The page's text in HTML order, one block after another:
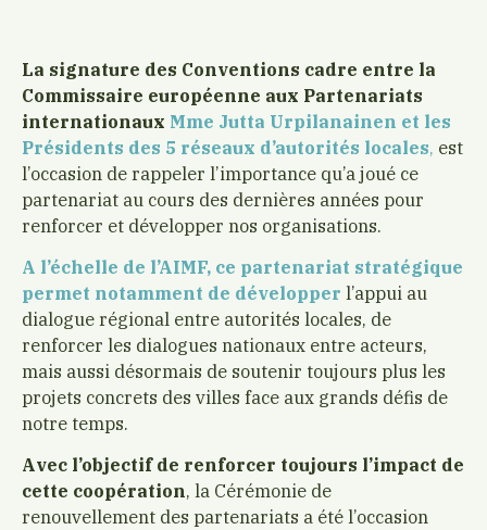
La signature des Conventions cadre entre la
Commissaire européenne aux Partenariats
internationaux Mme Jutta Urpilanainen et les
Présidents des 5 réseaux d’autorités locales, est
l’occasion de rappeler l’importance qu’a joué ce
partenariat au cours des dernières années pour
renforcer et développer nos organisations.
A l’échelle de l’AIMF, ce partenariat stratégique
permet notamment de développer l’appui au
dialogue régional entre autorités locales, de
renforcer les dialogues nationaux entre acteurs,
mais aussi désormais de soutenir toujours plus les
projets concrets des villes face aux grands défis de
notre temps.
Avec l’objectif de renforcer toujours l’impact de
cette coopération, la Cérémonie de
renouvellement des partenariats a été l’occasion